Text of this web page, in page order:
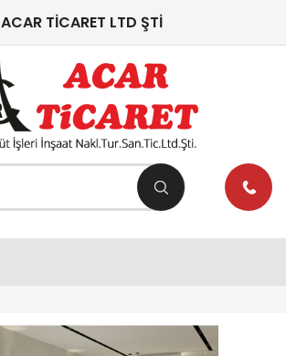
ACAR TİCARET LTD ŞTİ